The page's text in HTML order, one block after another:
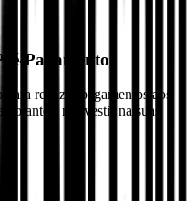
Pagamento
realizar pagamentos aos
antes, reinvestir na suas